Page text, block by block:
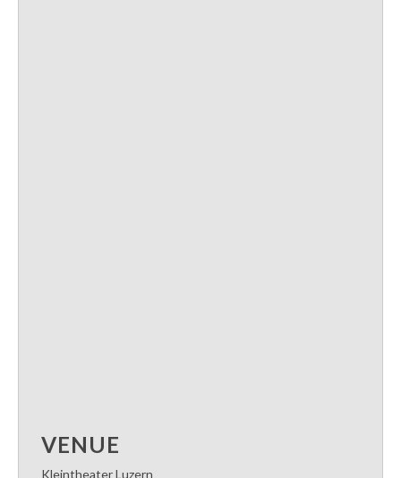
VENUE
Kleintheater Luzern